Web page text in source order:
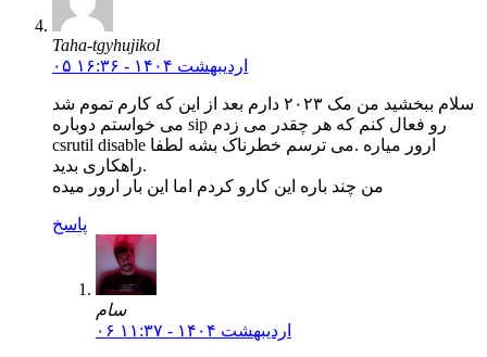
Taha-tgyhujikol
۰۵ اردیبهشت ۱۴۰۴ - ۱۶:۳۶
سلام ببخشید من مک ۲۰۲۳ دارم بعد از این که کارم تموم شد
می خواستم دوباره sip رو فعال کنم که هر چقدر می زدم
csrutil disable ارور میاره .می ترسم خطرناک بشه لطفا
راهکاری بدید.
من چند باره این کارو کردم اما این بار ارور میده
پاسخ
سام
۰۶ اردیبهشت ۱۴۰۴ - ۱۱:۳۷